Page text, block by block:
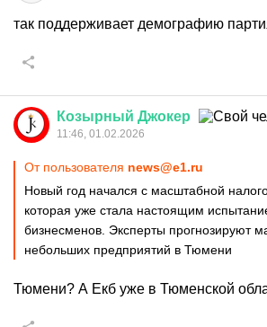
так поддерживает демографию
Козырный Джокер
11:46, 01.02.2026
От пользователя news@e1.ru
Новый год начался с масштабной
которая уже стала настоящим
бизнесменов. Эксперты прогнозируют
небольших предприятий в Тюмени
Тюмени? А Екб уже в Тюменской